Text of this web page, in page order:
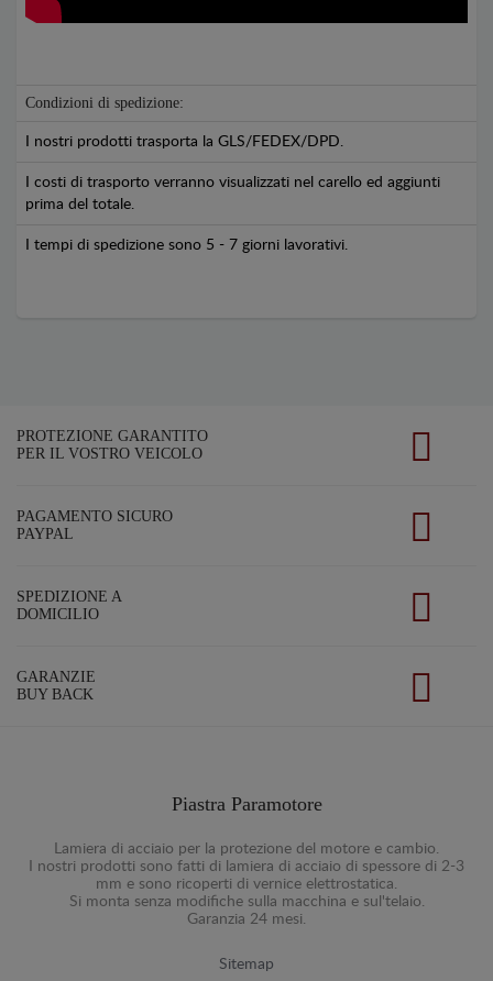
Condizioni di spedizione:
I nostri prodotti trasporta la GLS/FEDEX/DPD.
I costi di trasporto verranno visualizzati nel carello ed aggiunti
prima del totale.
I tempi di spedizione sono 5 - 7 giorni lavorativi.
PROTEZIONE GARANTITO
PER IL VOSTRO VEICOLO
PAGAMENTO SICURO
PAYPAL
SPEDIZIONE A
DOMICILIO
GARANZIE
BUY BACK
Piastra Paramotore
Lamiera di acciaio per la protezione del motore e cambio.
I nostri prodotti sono fatti di lamiera di acciaio di spessore di 2-3
mm e sono ricoperti di vernice elettrostatica.
Si monta senza modifiche sulla macchina e sul'telaio.
Garanzia 24 mesi.
Sitemap